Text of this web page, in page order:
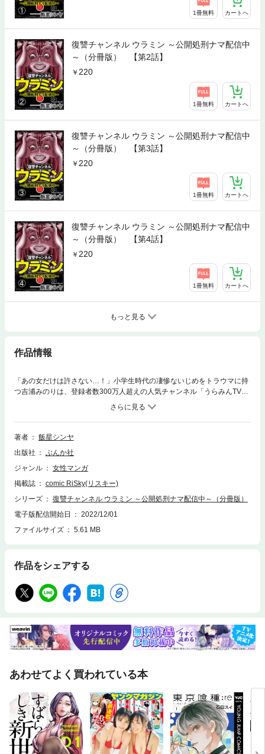
1冊無料 カートへ
復讐チャンネル ウラミン ～公開処刑ナマ配信中
～（分冊版） 【第2話】
220
1冊無料 カートへ
復讐チャンネル ウラミン ～公開処刑ナマ配信中
～（分冊版） 【第3話】
220
1冊無料 カートへ
復讐チャンネル ウラミン ～公開処刑ナマ配信中
～（分冊版） 【第4話】
220
1冊無料 カートへ
もっと見る
作品情報
「あの女だけは許さない…！」小学生時代の凄惨ないじめをトラウマに持
つ吉浦みのりは、登録者数300万人超えの人気チャンネル「うらみんTV」
で、害悪な人間たちに制裁を与える動画を配信していた。ところがある
日、自分をいじめていた張本人・竹宮京香が現れる。うらみんこと、みの
りはチャンネル視聴者の協力で、彼女を過去の自分と同じ目に遭わせよう
と…？※この作品は「comic RiSky(リスキー) Vol.44」に収録されていま
著者
飯星シンヤ
出版社
ぶんか社
ジャンル
女性マンガ
掲載誌
comic RiSky(リスキー)
シリーズ
復讐チャンネル ウラミン ～公開処刑ナマ配信中～（分冊版）
電子版配信開始日
2022/12/01
ファイルサイズ
5.61 MB
作品をシェアする
あわせてよく買われている本